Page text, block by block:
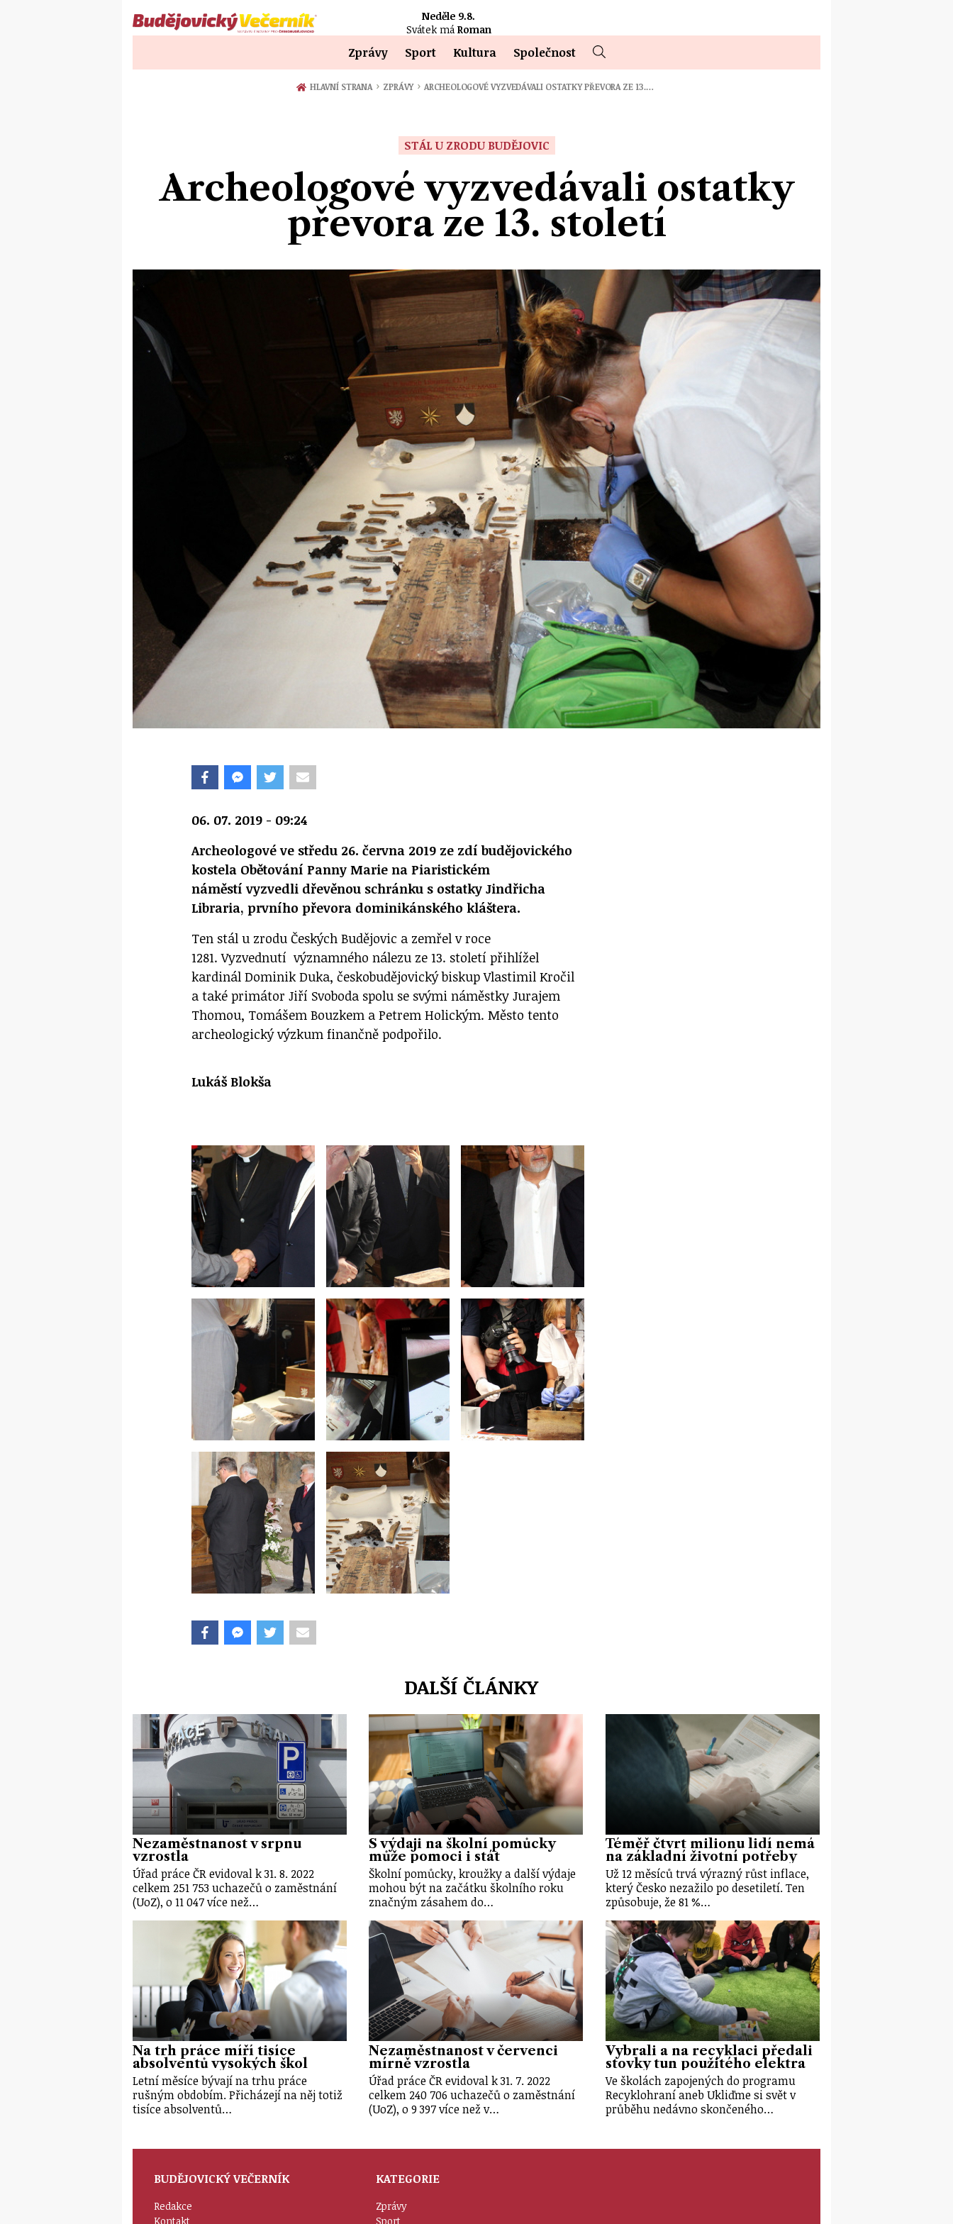
Neděle 9.8.
Svátek má Roman
Zprávy Sport Kultura Společnost
HLAVNÍ STRANA › ZPRÁVY › ARCHEOLOGOVÉ VYZVEDÁVALI OSTATKY PŘEVORA ZE 13.…
STÁL U ZRODU BUDĚJOVIC
Archeologové vyzvedávali ostatky
převora ze 13. století
06. 07. 2019 - 09:24
Archeologové ve středu 26. června 2019 ze zdí budějovického
kostela Obětování Panny Marie na Piaristickém
náměstí vyzvedli dřevěnou schránku s ostatky Jindřicha
Libraria, prvního převora dominikánského kláštera.
Ten stál u zrodu Českých Budějovic a zemřel v roce
1281. Vyzvednutí významného nálezu ze 13. století přihlížel
kardinál Dominik Duka, českobudějovický biskup Vlastimil Kročil
a také primátor Jiří Svoboda spolu se svými náměstky Jurajem
Thomou, Tomášem Bouzkem a Petrem Holickým. Město tento
archeologický výzkum finančně podpořilo.
Lukáš Blokša
DALŠÍ ČLÁNKY
Nezaměstnanost v srpnu
vzrostla
Úřad práce ČR evidoval k 31. 8. 2022
celkem 251 753 uchazečů o zaměstnání
(UoZ), o 11 047 více než…
S výdaji na školní pomůcky
může pomoci i stát
Školní pomůcky, kroužky a další výdaje
mohou být na začátku školního roku
značným zásahem do…
Téměř čtvrt milionu lidí nemá
na základní životní potřeby
Už 12 měsíců trvá výrazný růst inflace,
který Česko nezažilo po desetiletí. Ten
způsobuje, že 81 %…
Na trh práce míří tisíce
absolventů vysokých škol
Letní měsíce bývají na trhu práce
rušným obdobím. Přicházejí na něj totiž
tisíce absolventů…
Nezaměstnanost v červenci
mírně vzrostla
Úřad práce ČR evidoval k 31. 7. 2022
celkem 240 706 uchazečů o zaměstnání
(UoZ), o 9 397 více než v…
Vybrali a na recyklaci předali
stovky tun použitého elektra
Ve školách zapojených do programu
Recyklohraní aneb Ukliďme si svět v
průběhu nedávno skončeného…
BUDĚJOVICKÝ VEČERNÍK
Redakce
Kontakt
KATEGORIE
Zprávy
Sport